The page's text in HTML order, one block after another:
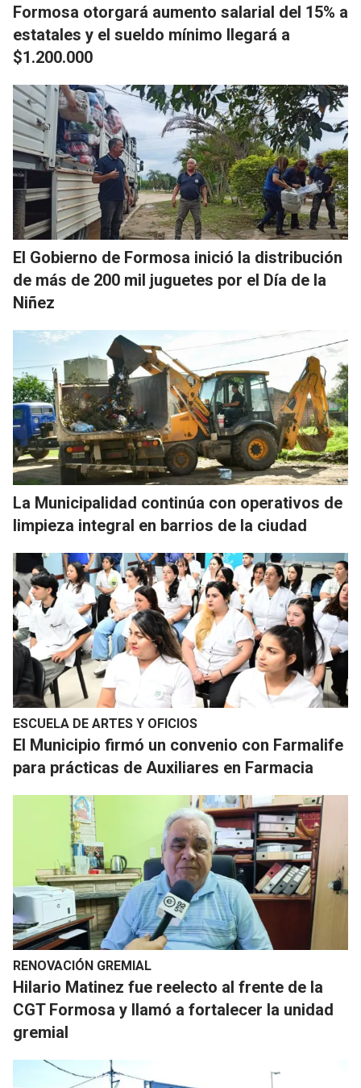
Formosa otorgará aumento salarial del 15% a
estatales y el sueldo mínimo llegará a
$1.200.000
El Gobierno de Formosa inició la distribución
de más de 200 mil juguetes por el Día de la
Niñez
La Municipalidad continúa con operativos de
limpieza integral en barrios de la ciudad
ESCUELA DE ARTES Y OFICIOS
El Municipio firmó un convenio con Farmalife
para prácticas de Auxiliares en Farmacia
RENOVACIÓN GREMIAL
Hilario Matinez fue reelecto al frente de la
CGT Formosa y llamó a fortalecer la unidad
gremial